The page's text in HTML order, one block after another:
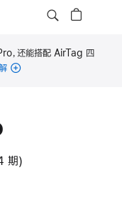
，还能搭配 AirTag 四
期)